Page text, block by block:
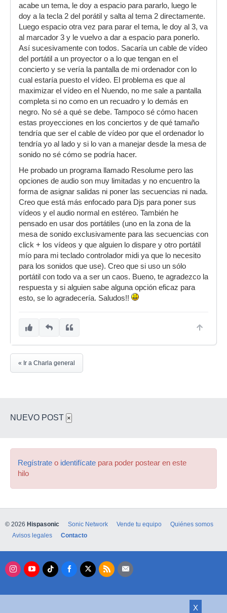
acabe un tema, le doy a espacio para pararlo, luego le
doy a la tecla 2 del porátil y salta al tema 2 directamente.
Luego espacio otra vez para parar el tema, le doy al 3, va
al marcador 3 y le vuelvo a dar a espacio para ponerlo.
Así sucesivamente con todos. Sacaría un cable de vídeo
del portátil a un proyector o a lo que tengan en el
concierto y se vería la pantalla de mi ordenador con lo
cual estaría puesto el vídeo. El problema es que al
maximizar el vídeo en el Nuendo, no me sale a pantalla
completa si no como en un recuadro y lo demás en
negro. No sé a qué se debe. Tampoco sé cómo hacen
estas proyecciones en los conciertos y de qué tamaño
tendría que ser el cable de vídeo por que el ordenador lo
tendría yo al lado y si lo van a manejar desde la mesa de
sonido no sé cómo se podría hacer.
He probado un programa llamado Resolume pero las
opciones de audio son muy limitadas y no encuentro la
forma de asignar salidas ni poner las secuencias ni nada.
Creo que está más enfocado para Djs para poner sus
vídeos y el audio normal en estéreo. También he
pensado en usar dos portátiles (uno en la zona de la
mesa de sonido exclusivamente para las secuencias con
click + los vídeos y que alguien lo dispare y otro portátil
mío para mi teclado controlador midi ya que lo necesito
para los sonidos que use). Creo que si uso un sólo
portátil con todo va a ser un caos. Bueno, te agradezco la
respuesta y si alguien sabe alguna opción eficaz para
esto, se lo agradecería. Saludos!!
« Ir a Charla general
NUEVO POST ×
Regístrate o identifícate para poder postear en este
hilo
X
© 2026 Hispasonic Sonic Network Vende tu equipo
Quiénes somos
Avisos legales
Contacto